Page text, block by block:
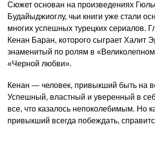
Сюжет основан на произведениях
Будайыджиоглу, чьи книги уже стали
многих успешных турецких сериалов.
Кенан Баран, которого сыграет Халит
знаменитый по ролям в
«Черной любви».
Кенан — человек, привыкший быть на
Успешный, властный и уверенный в
все, что казалось непоколебимым. Но
привыкший всегда побеждать,